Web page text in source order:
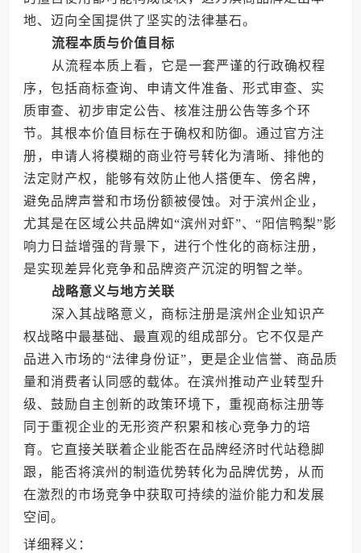
地、迈向全国提供了坚实的法律基石。
流程本质与价值目标
从流程本质上看，它是一套严谨的行政确权程
序，包括商标查询、申请文件准备、形式审查、实
质审查、初步审定公告、核准注册公告等多个环
节。其根本价值目标在于确权和防御。通过官方注
册，申请人将模糊的商业符号转化为清晰、排他的
法定财产权，能够有效防止他人搭便车、傍名牌，
避免品牌声誉和市场份额被侵蚀。对于滨州企业，
尤其是在区域公共品牌如“滨州对虾”、“阳信鸭梨”影
响力日益增强的背景下，进行个性化的商标注册，
是实现差异化竞争和品牌资产沉淀的明智之举。
战略意义与地方关联
深入其战略意义，商标注册是滨州企业知识产
权战略中最基础、最直观的组成部分。它不仅是产
品进入市场的“法律身份证”，更是企业信誉、商品质
量和消费者认同感的载体。在滨州推动产业转型升
级、鼓励自主创新的政策环境下，重视商标注册等
同于重视企业的无形资产积累和核心竞争力的培
育。它直接关联着企业能否在品牌经济时代站稳脚
跟，能否将滨州的制造优势转化为品牌优势，从而
在激烈的市场竞争中获取可持续的溢价能力和发展
空间。
详细释义：